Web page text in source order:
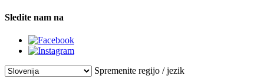
Sledite nam na
Spremenite regijo / jezik